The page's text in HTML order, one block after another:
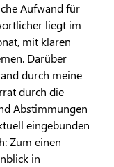
Aufwand für
liegt im
mit klaren
Darüber
durch meine
durch die
Abstimmungen
eingebunden
Zum einen
in